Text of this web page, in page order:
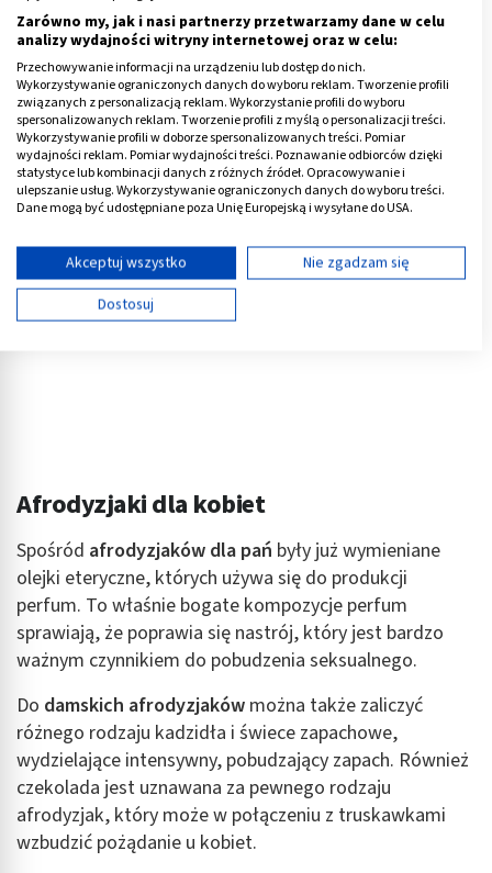
Do naturalnych afrodyzjaków należą nie tylko rośliny
czy owoce, ale także bycze oraz bizonie jądra, jaja i
ogon krokodyla, suszone pijawki, kości tygrysa czy
suszony skorpion, oraz popularne we Francji żabie udka.
Reklama
Afrodyzjaki dla kobiet
Spośród afrodyzjaków dla pań były już wymieniane
olejki eteryczne, których używa się do produkcji
perfum. To właśnie bogate kompozycje perfum
sprawiają, że poprawia się nastrój, który jest bardzo
ważnym czynnikiem do pobudzenia seksualnego.
Do damskich afrodyzjaków można także zaliczyć
różnego rodzaju kadzidła i świece zapachowe,
wydzielające intensywny, pobudzający zapach. Również
czekolada jest uznawana za pewnego rodzaju
afrodyzjak, który może w połączeniu z truskawkami
wzbudzić pożądanie u kobiet.
Zarówno my, jak i nasi partnerzy przetwarzamy dane w celu
analizy wydajności witryny internetowej oraz w celu:
Przechowywanie informacji na urządzeniu lub dostęp do nich.
Wykorzystywanie ograniczonych danych do wyboru reklam. Tworzenie profili
związanych z personalizacją reklam. Wykorzystanie profili do wyboru
spersonalizowanych reklam. Tworzenie profili z myślą o personalizacji treści.
Wykorzystywanie profili w doborze spersonalizowanych treści. Pomiar
wydajności reklam. Pomiar wydajności treści. Poznawanie odbiorców dzięki
statystyce lub kombinacji danych z różnych źródeł. Opracowywanie i
ulepszanie usług. Wykorzystywanie ograniczonych danych do wyboru treści.
Dane mogą być udostępniane poza Unię Europejską i wysyłane do USA.
Wyświetl listę partnerów (11 dostawców IAB)
Używamy Twoich danych w następujących celach:
Cele przetwarzania IAB:
reklam
Wykorzystanie profili do wyboru
spersonalizowanych reklam
Tworzenie profili w celu personalizacji treści
Wykorzystywanie profili w celu doboru
spersonalizowanych treści
Pomiar efektywności reklam
Pomiar efektywności treści
Rozumienie odbiorców dzięki statystyce lub
kombinacji danych z różnych źródeł
Akceptuj wszystko
Nie zgadzam się
Dostosuj